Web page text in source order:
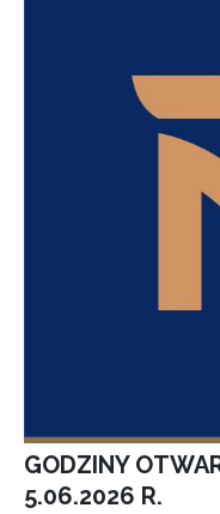
GODZINY
5.06.2026 R.